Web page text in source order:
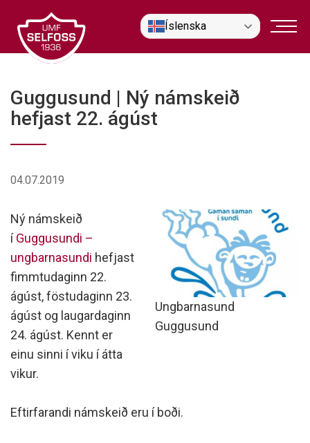
efni
Íslenska
Guggusund | Ný námskeið
hefjast 22. ágúst
04.07.2019
Ungbarnasund
Guggusund
Ný námskeið
íGuggusundi –
ungbarnasundi hefjast
fimmtudaginn 22.
ágúst, föstudaginn 23.
ágúst og laugardaginn
24. ágúst. Kennt er
einu sinni í viku í átta
vikur.
Eftirfarandi námskeið eru í boði.